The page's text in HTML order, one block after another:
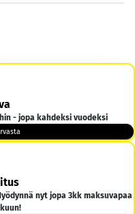
- jopa kahdeksi vuodeksi
nyt jopa 3kk maksuvapaa